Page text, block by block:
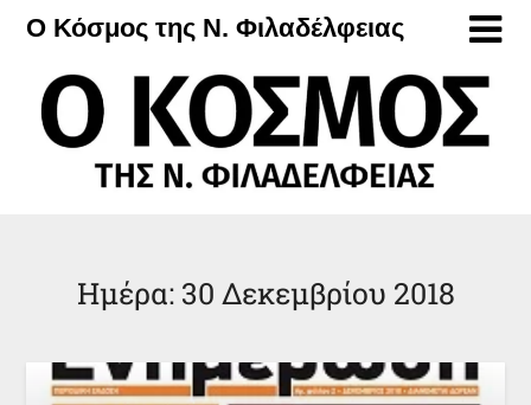
Μετάβαση
περιεχόμενο
Ο Κόσμος της Ν. Φιλαδέλφειας
Ημέρα: 30 Δεκεμβρίου 2018